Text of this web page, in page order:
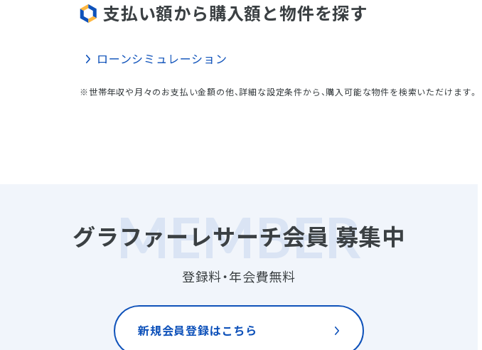
支払い額から購入額と物件を探す
ローンシミュレーション
※世帯年収や月々のお支払い金額の他、詳細な設定条件から、購入可能な物件を検索いただけます。
グラファーレサーチ会員 募集中
登録料・年会費無料
新規会員登録はこちら